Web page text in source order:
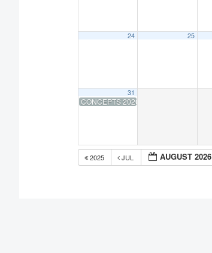
24 25
31
CONCEPTS 2026: Call For Participation
2025 JUL AUGUST 2026